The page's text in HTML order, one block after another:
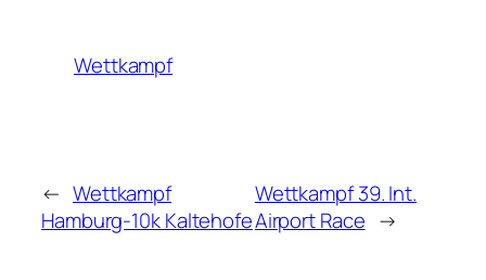
Wettkampf
← Wettkampf
Hamburg-10k Kaltehofe
Wettkampf 39. Int.
Airport Race →